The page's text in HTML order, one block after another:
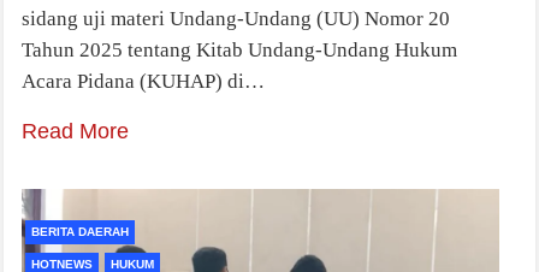
sidang uji materi Undang-Undang (UU) Nomor 20
Tahun 2025 tentang Kitab Undang-Undang Hukum
Acara Pidana (KUHAP) di…
Read More
BERITA DAERAH
HOTNEWS HUKUM